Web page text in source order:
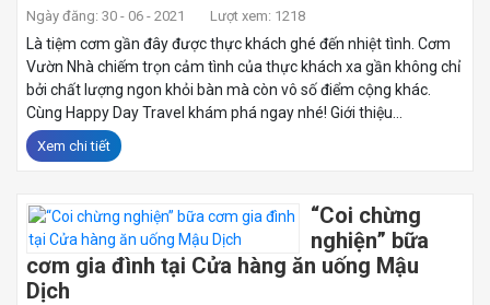
Ngày đăng: 30 - 06 - 2021 Lượt xem: 1218
Là tiệm cơm gần đây được thực khách ghé đến nhiệt tình. Cơm
Vườn Nhà chiếm trọn cảm tình của thực khách xa gần không chỉ
bởi chất lượng ngon khỏi bàn mà còn vô số điểm cộng khác.
Cùng Happy Day Travel khám phá ngay nhé! Giới thiệu...
Xem chi tiết
“Coi chừng
nghiện” bữa
cơm gia đình tại Cửa hàng ăn uống Mậu
Dịch